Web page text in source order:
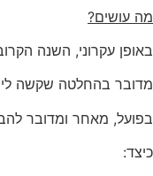
מה עושים?
באופן עקרוני, השנה
מדובר בהחלטה שקשה
בפועל, מאחר ומדובר
כיצד: